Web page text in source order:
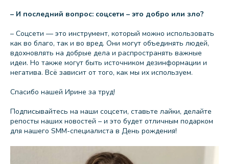
– И последний вопрос: соцсети – это добро или зло?
– Соцсети — это инструмент, который можно использовать
как во благо, так и во вред. Они могут объединять людей,
вдохновлять на добрые дела и распространять важные
идеи. Но также могут быть источником дезинформации и
негатива. Всё зависит от того, как мы их используем.
Спасибо нашей Ирине за труд!
Подписывайтесь на наши соцсети, ставьте лайки, делайте
репосты наших новостей – и это будет отличным подарком
для нашего SMM-специалиста в День рождения!